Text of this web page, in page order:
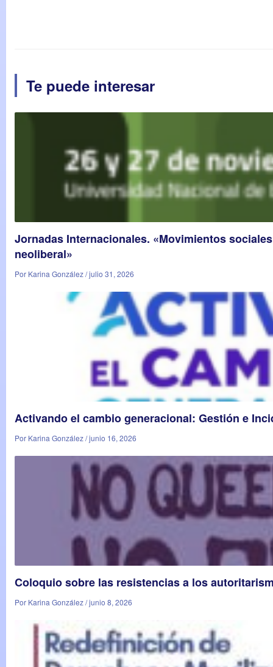
Te puede interesar
Jornadas Internacionales. «Movimientos
neoliberal»
Por Karina González / julio 31, 2026
Activando el cambio generacional: Gestión e
Por Karina González / junio 16, 2026
Coloquio sobre las resistencias a los
Por Karina González / junio 8, 2026